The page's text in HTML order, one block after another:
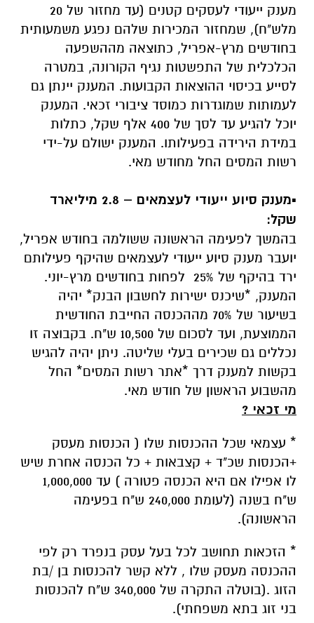
מענק ייעודי לעסקים קטנים (עד מחזור של 20
מלש"ח), שמחזור המכירות שלהם נפגע משמעותית
בחודשים מרץ-אפריל, כתוצאה מההשפעה
הכלכלית של התפשטות נגיף הקורונה, במטרה
לסייע בכיסוי ההוצאות הקבועות. המענק יינתן גם
לעמותות שמוגדרות כמוסד ציבורי זכאי. המענק
יוכל להגיע עד לסך של 400 אלף שקל, כתלות
במידת הירידה בפעילותו. המענק ישולם על-ידי
רשות המסים החל מחודש מאי.
▪️מענק סיוע ייעודי לעצמאים – 2.8 מיליארד
שקל:
בהמשך לפעימה הראשונה ששולמה בחודש אפריל,
יועבר מענק סיוע ייעודי לעצמאים שהיקף פעילותם
ירד בהיקף של 25% לפחות בחודשים מרץ-יוני.
המענק, *שיכנס ישירות לחשבון הבנק* יהיה
בשיעור של 70% מההכנסה החייבת החודשית
הממוצעת, ועד לסכום של 10,500 ש"ח. בקבוצה זו
נכללים גם שכירים בעלי שליטה. ניתן יהיה להגיש
בקשות למענק דרך *אתר רשות המסים* החל
מהשבוע הראשון של חודש מאי.
מי זכאי ?
* עצמאי שכל ההכנסות שלו ( הכנסות מעסק
+הכנסות שכ"ד + קצבאות + כל הכנסה אחרת שיש
לו אפילו אם היא הכנסה פטורה ) עד 1,000,000
ש"ח בשנה (לעומת 240,000 ש"ח בפעימה
הראשונה).
* הזכאות תחושב לכל בעל עסק בנפרד רק לפי
ההכנסה מעסק שלו , ללא קשר להכנסות בן /בת
הזוג .(בוטלה התקרה של 340,000 ש"ח להכנסות
בני זוג בתא משפחתי).